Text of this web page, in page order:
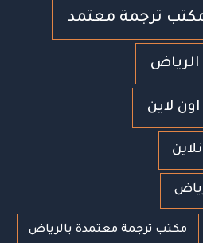
ترجمة معتمد
لاين
مكتب ترجمة معتمدة بالرياض